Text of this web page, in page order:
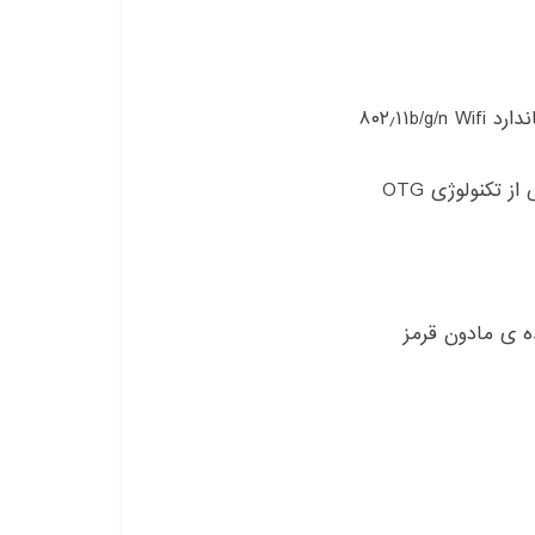
۸۰۲٫۱۱b/g/n Wifi
از تکنولوژی OTG
ی مادون قرمز